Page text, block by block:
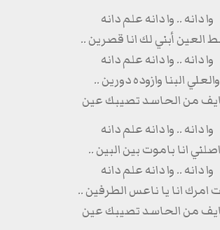
وا دانه .. وا دانه علم دانه
العين أبني لك انا قصرين ..
وا دانه .. وا دانه علم دانه
والعلي البنا وازوده دورين ..
من الحاسد تصيبك عين
وا دانه .. وا دانه علم دانه
انا باموت بين البين ..
وا دانه .. وا دانه علم دانه
امرك انا يا ناعس الطرفين ..
من الحاسد تصيبك عين